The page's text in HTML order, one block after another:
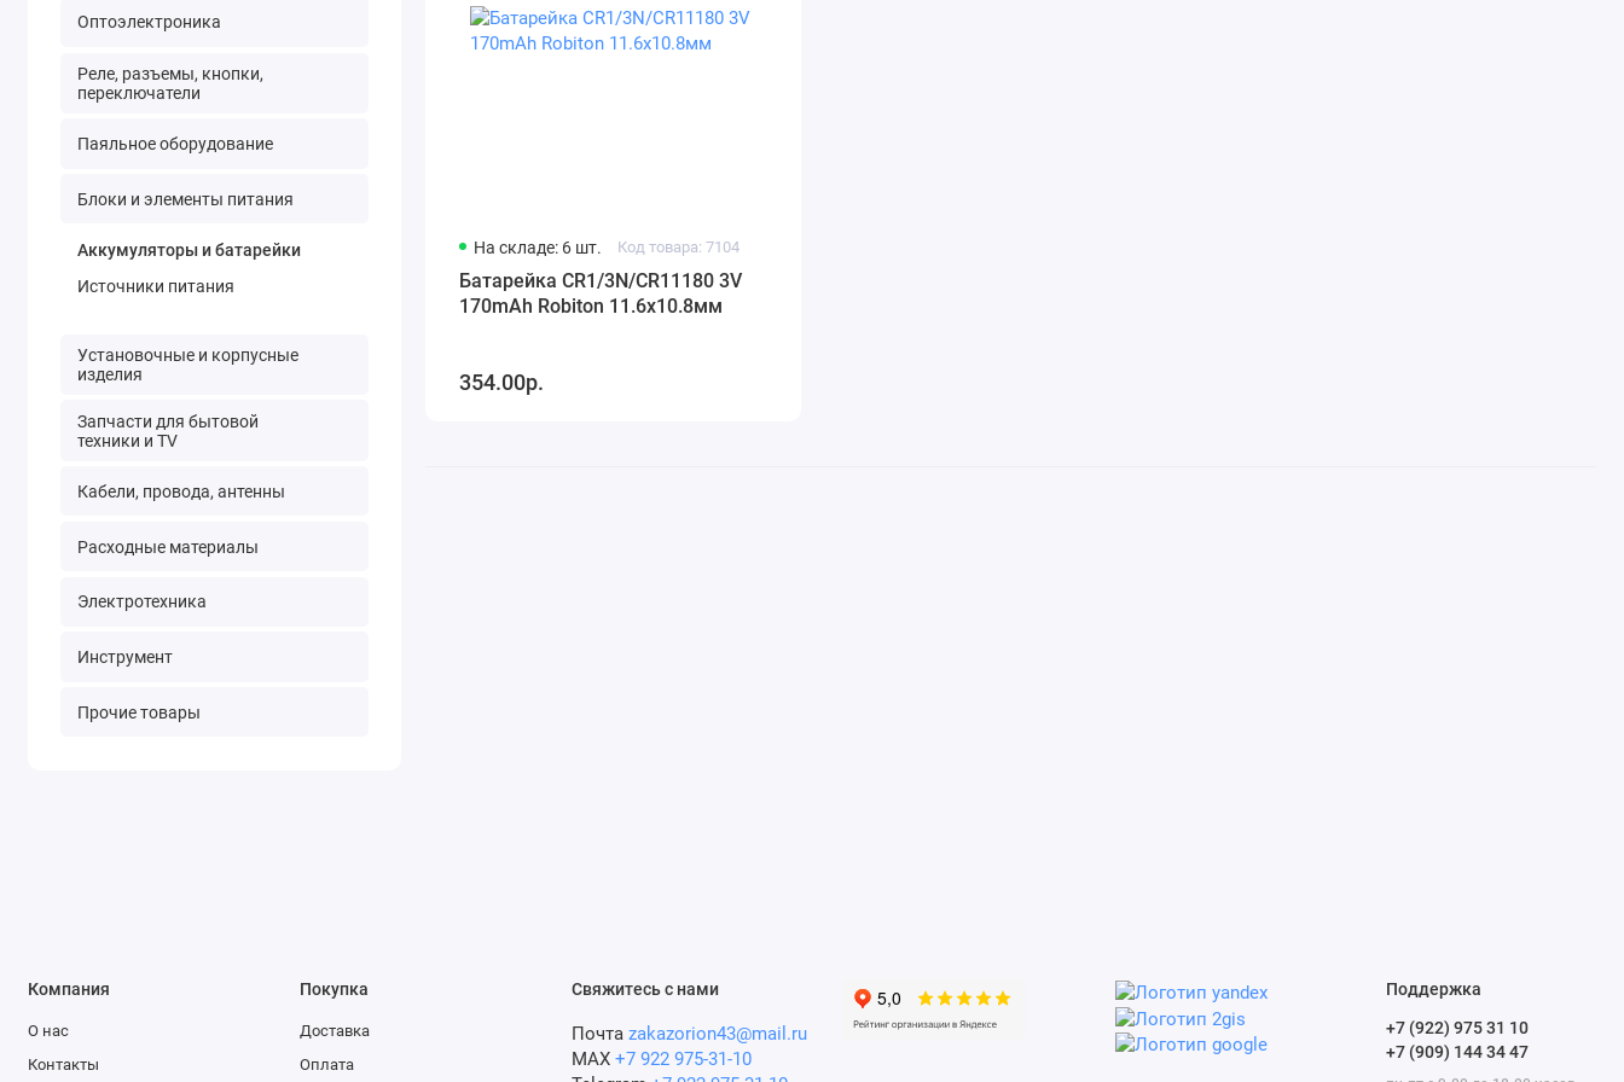
Оптоэлектроника
Реле, разъемы, кнопки,
переключатели
Паяльное оборудование
Блоки и элементы питания
Аккумуляторы и батарейки
Источники питания
Установочные и корпусные
изделия
Запчасти для бытовой
техники и TV
Кабели, провода, антенны
Расходные материалы
Электротехника
Инструмент
Прочие товары
На складе: 6 шт. Код товара: 7104
Батарейка CR1/3N/CR11180 3V
170mAh Robiton 11.6х10.8мм
354.00р.
Компания
О нас
Контакты
Покупка
Доставка
Оплата
Свяжитесь с нами
Почта zakazorion43@mail.ru
MAX +7 922 975-31-10
Поддержка
+7 (922) 975 31 10
+7 (909) 144 34 47